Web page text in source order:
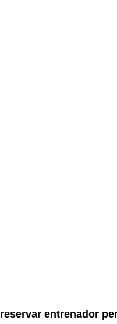
reservar entrenador